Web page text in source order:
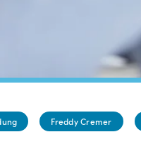
Freddy Cremer